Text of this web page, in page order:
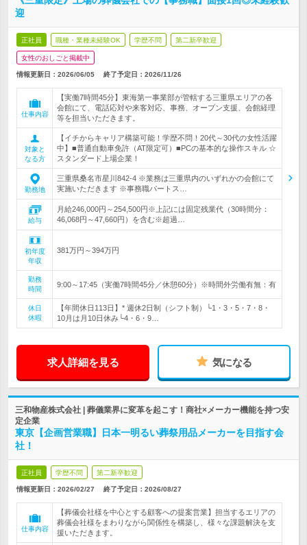
迎
正社員 職種・業種未経験OK 学歴不問 第二新卒歓迎
女性のおしごと掲載中
情報更新日：2026/06/05 終了予定日： 2026/11/26
仕事内容
【実働7時間45分】東海第一事業部が管轄する三重県エリアの各
会館にて、電話応対や来客対応、事務、オープン支援、会館経理
等を担当いただきます。
対象と
なる方
【イチからキャリア構築可能！学歴不問！20代～30代の女性活躍
中】■普通自動車免許（AT限定可）■PCの基本的な操作スキル ☆
スタンダード上場企業！
勤務地
三重県桑名市星川842-4 ※業務は三重県内のいずれかの会館にて
実施いただきます ※事務職パートス…
給与
月給246,000円～254,500円※上記には固定残業代（30時間分：
46,068円～47,660円）を含む※超過…
初年度
年収
381万円～394万円
勤務
時間
9:00～17:45（実働7時間45分／休憩60分）※時間外労働有無：有
休日
休暇
【年間休日113日】* 週休2日制（シフト制）└1・3・5・7・8・
10月は月10日休み└4・6・9…
求人詳細を見る 気になる
三和物産株式会社 | 葬儀業界に変革を起こす！商社×メーカー機能を持つ安
定企業
東京【企画営業職】日本一明るい葬祭用品メーカーを目指す会
社！
正社員 学歴不問 第二新卒歓迎
情報更新日：2026/02/27 終了予定日： 2026/08/27
仕事内容
【葬儀会社様を中心とする顧客への提案営業】担当するエリアの
葬儀会社様をまわりながら関係性を構築し、様々な課題解決を支
援いただきます。